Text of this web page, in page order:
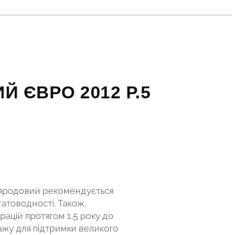
ЄВРО 2012 Р.5
рекомендується
Також,
протягом 1,5 року до
для підтримки великого